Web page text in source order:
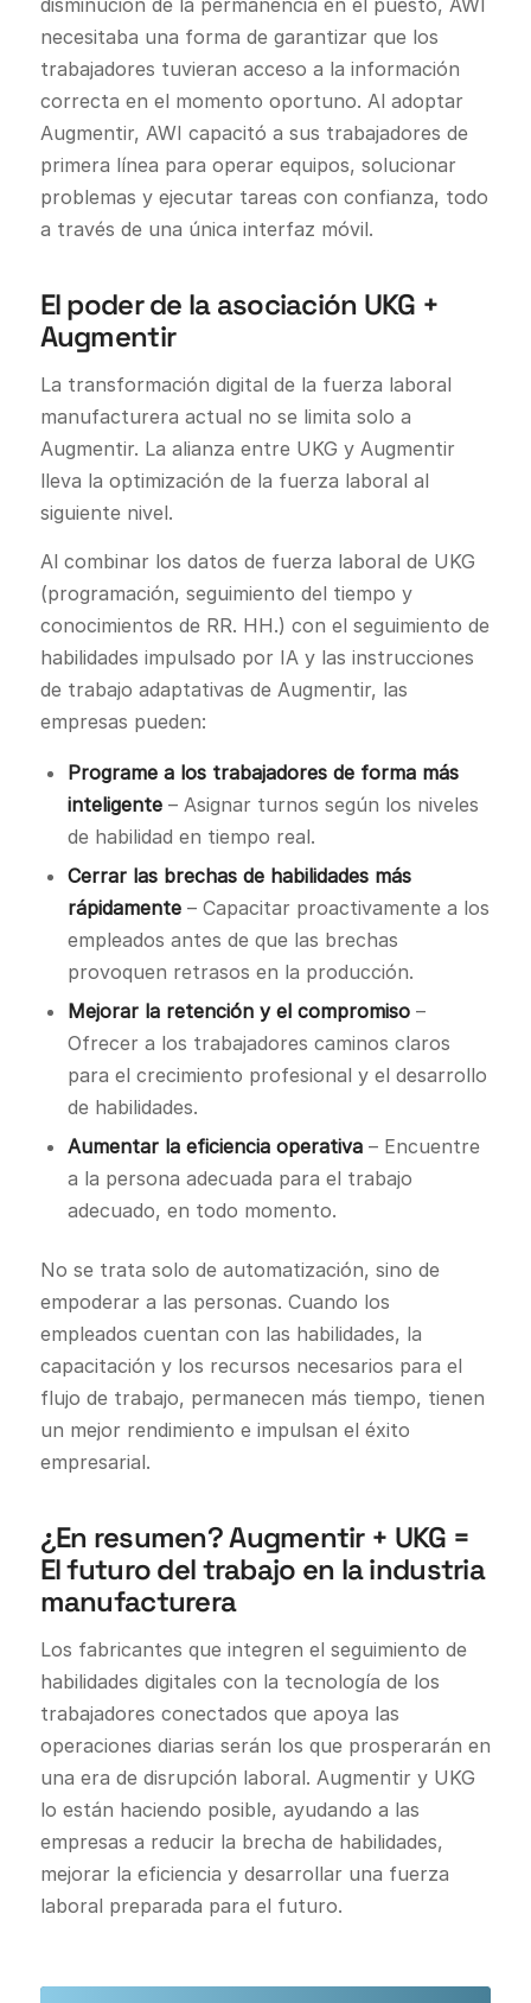
disminución de la permanencia en el puesto, AWI
necesitaba una forma de garantizar que los
trabajadores tuvieran acceso a la información
correcta en el momento oportuno. Al adoptar
Augmentir, AWI capacitó a sus trabajadores de
primera línea para operar equipos, solucionar
problemas y ejecutar tareas con confianza, todo
a través de una única interfaz móvil.
El poder de la asociación UKG +
Augmentir
La transformación digital de la fuerza laboral
manufacturera actual no se limita solo a
Augmentir. La alianza entre UKG y Augmentir
lleva la optimización de la fuerza laboral al
siguiente nivel.
Al combinar los datos de fuerza laboral de UKG
(programación, seguimiento del tiempo y
conocimientos de RR. HH.) con el seguimiento de
habilidades impulsado por IA y las instrucciones
de trabajo adaptativas de Augmentir, las
empresas pueden:
Programe a los trabajadores de forma más
inteligente– Asignar turnos según los niveles
de habilidad en tiempo real.
Cerrar las brechas de habilidades más
rápidamente– Capacitar proactivamente a los
empleados antes de que las brechas
provoquen retrasos en la producción.
Mejorar la retención y el compromiso–
Ofrecer a los trabajadores caminos claros
para el crecimiento profesional y el desarrollo
de habilidades.
Aumentar la eficiencia operativa– Encuentre
a la persona adecuada para el trabajo
adecuado, en todo momento.
No se trata solo de automatización, sino de
empoderar a las personas. Cuando los
empleados cuentan con las habilidades, la
capacitación y los recursos necesarios para el
flujo de trabajo, permanecen más tiempo, tienen
un mejor rendimiento e impulsan el éxito
empresarial.
¿En resumen? Augmentir + UKG =
El futuro del trabajo en la industria
manufacturera
Los fabricantes que integren el seguimiento de
habilidades digitales con la tecnología de los
trabajadores conectados que apoya las
operaciones diarias serán los que prosperarán en
una era de disrupción laboral. Augmentir y UKG
lo están haciendo posible, ayudando a las
empresas a reducir la brecha de habilidades,
mejorar la eficiencia y desarrollar una fuerza
laboral preparada para el futuro.